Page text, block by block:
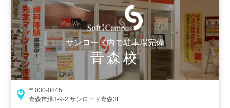
サンロード内で駐車場完備
青森校
〒030-0845
青森市緑3-9-2 サンロード青森3F